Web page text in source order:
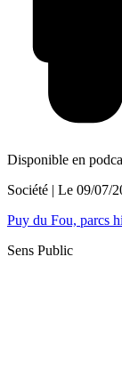
Disponible en
Société | Le 09/07/
Puy du Fou, parcs
Sens Public